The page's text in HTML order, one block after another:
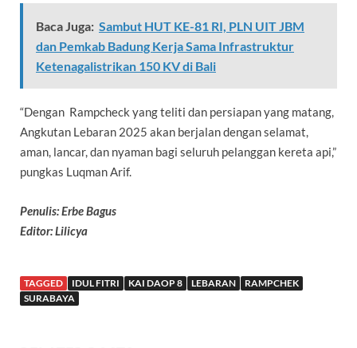
Baca Juga: Sambut HUT KE-81 RI, PLN UIT JBM
dan Pemkab Badung Kerja Sama Infrastruktur
Ketenagalistrikan 150 KV di Bali
“Dengan Rampcheck yang teliti dan persiapan yang matang,
Angkutan Lebaran 2025 akan berjalan dengan selamat,
aman, lancar, dan nyaman bagi seluruh pelanggan kereta api,”
pungkas Luqman Arif.
Penulis: Erbe Bagus
Editor: Lilicya
TAGGED IDUL FITRI KAI DAOP 8 LEBARAN
RAMPCHEK
SURABAYA